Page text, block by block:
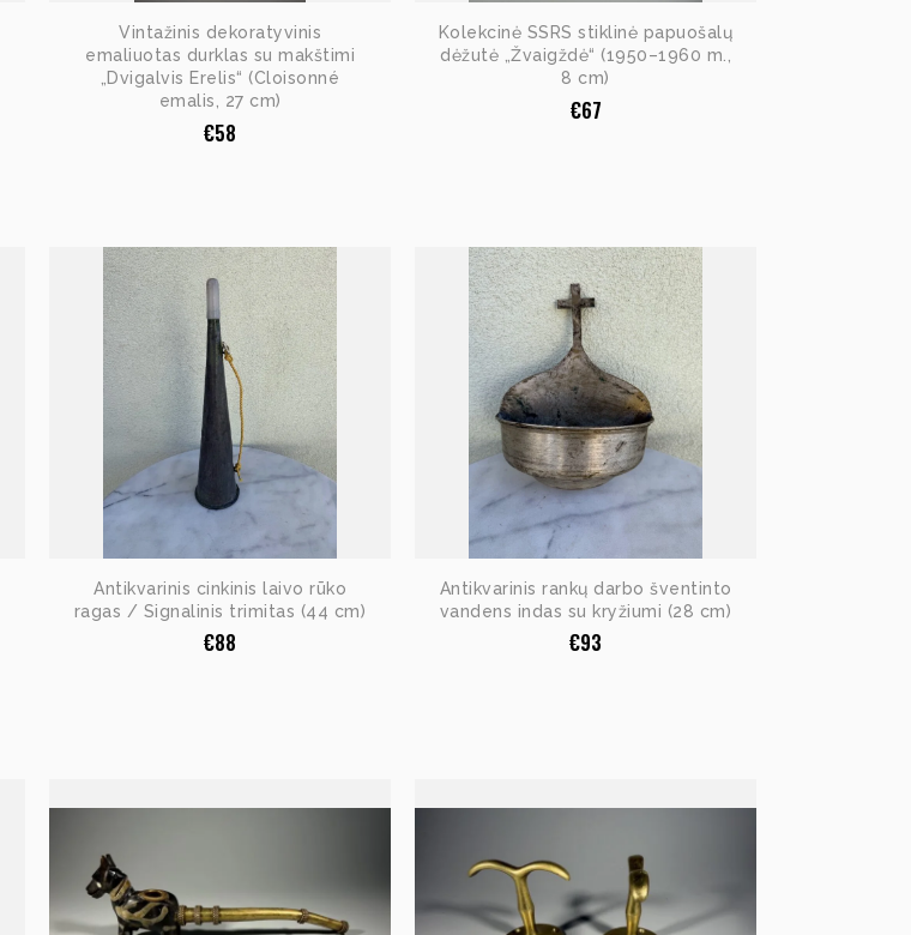
Vintažinis dekoratyvinis
emaliuotas durklas su makštimi
„Dvigalvis Erelis“ (Cloisonné
emalis, 27 cm)
€58
Kolekcinė SSRS stiklinė papuošalų
dėžutė „Žvaigždė“ (1950–1960 m.,
8 cm)
€67
Antikvarinis cinkinis laivo rūko
ragas / Signalinis trimitas (44 cm)
€88
Antikvarinis rankų darbo šventinto
vandens indas su kryžiumi (28 cm)
€93